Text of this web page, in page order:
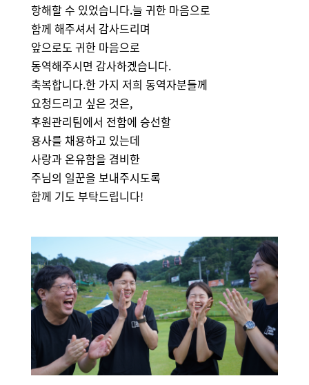
항해할 수 있었습니다.늘 귀한 마음으로
함께 해주셔서 감사드리며
앞으로도 귀한 마음으로
동역해주시면 감사하겠습니다.
축복합니다.한 가지 저희 동역자분들께
요청드리고 싶은 것은,
후원관리팀에서 전함에 승선할
용사를 채용하고 있는데
사랑과 온유함을 겸비한
주님의 일꾼을 보내주시도록
함께 기도 부탁드립니다!